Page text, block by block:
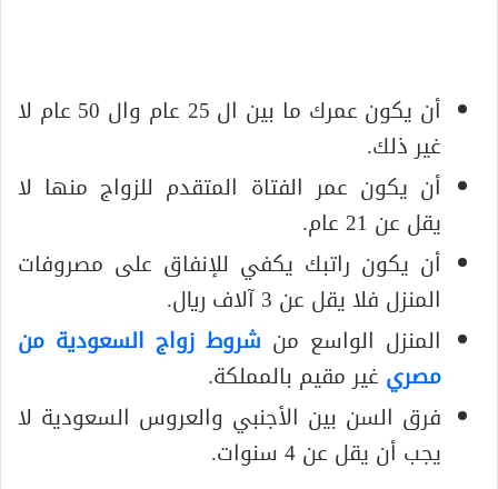
أن يكون عمرك ما بين ال 25 عام وال 50 عام لا
غير ذلك.
أن يكون عمر الفتاة المتقدم للزواج منها لا
يقل عن 21 عام.
أن يكون راتبك يكفي للإنفاق على مصروفات
المنزل فلا يقل عن 3 آلاف ريال.
المنزل الواسع من شروط زواج السعودية من
مصري غير مقيم بالمملكة.
فرق السن بين الأجنبي والعروس السعودية لا
يجب أن يقل عن 4 سنوات.